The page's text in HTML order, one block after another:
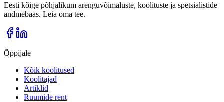
Eesti kõige põhjalikum arenguvõimaluste, koolituste ja spetsialistide
andmebaas. Leia oma tee.
Õppijale
Kõik koolitused
Koolitajad
Artiklid
Ruumide rent